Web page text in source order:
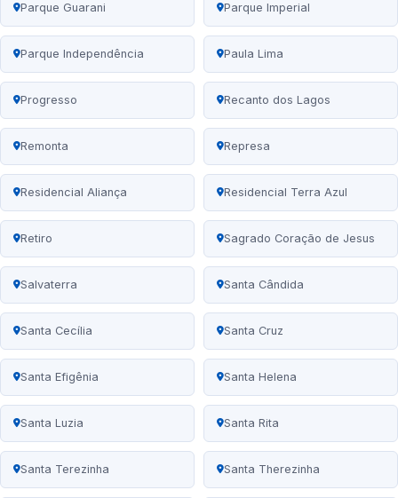
Parque Guarani Parque Imperial
Parque Independência Paula Lima
Progresso Recanto dos Lagos
Remonta Represa
Residencial Aliança Residencial Terra Azul
Retiro Sagrado Coração de Jesus
Salvaterra Santa Cândida
Santa Cecília Santa Cruz
Santa Efigênia Santa Helena
Santa Luzia Santa Rita
Santa Terezinha Santa Therezinha